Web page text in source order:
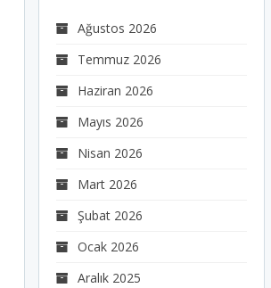
Ağustos 2026
Temmuz 2026
Haziran 2026
Mayıs 2026
Nisan 2026
Mart 2026
Şubat 2026
Ocak 2026
Aralık 2025